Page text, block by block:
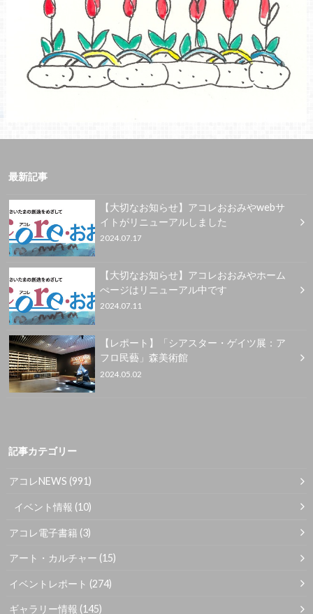
最新記事
【大切なお知らせ】アコレおおみやwebサ
イトがリニューアルしました
2024.07.17
【大切なお知らせ】アコレおおみやホーム
ぺージはリニューアル中です
2024.07.11
【レポート】「シアスター・ゲイツ展：ア
フロ民藝」森美術館
2024.05.02
記事カテゴリー
アコレNEWS (991)
イベント情報 (10)
アコレ電子書籍 (3)
アート・カルチャー (15)
イベントレポート (274)
ギャラリー情報 (145)